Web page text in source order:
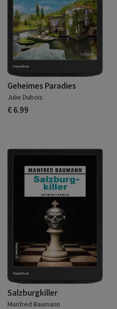
Geheimes Paradies
Julie Dubois
€ 6.99
Salzburgkiller
Manfred Baumann